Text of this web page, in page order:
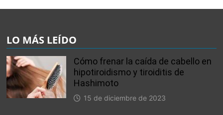
LO MÁS LEÍDO
Cómo frenar la caída de cabello en
hipotiroidismo y tiroiditis de
Hashimoto
15 de diciembre de 2023